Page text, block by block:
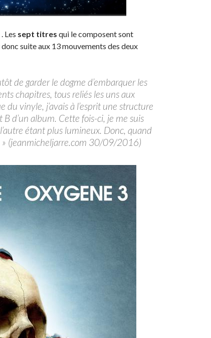
. Les sept titres qui le composent sont
suite aux 13 mouvements des deux
de garder le dogme d’embarquer les
chapitres, tous reliés les uns aux
du vinyle, j’avais à l’esprit une structure
d’un album. Cette fois-ci, je me suis
étant plus lumineux. Donc, quand
» (jeanmicheljarre.com 30/09/2016)